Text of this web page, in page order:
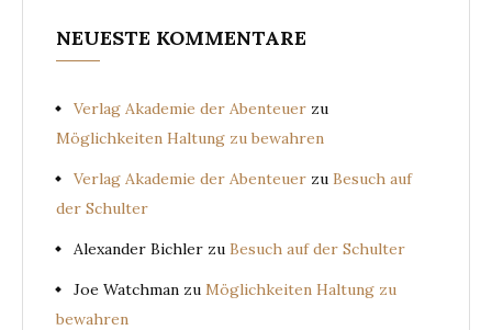
NEUESTE KOMMENTARE
Verlag Akademie der Abenteuer zu
Möglichkeiten Haltung zu bewahren
Verlag Akademie der Abenteuer zu Besuch auf
der Schulter
Alexander Bichler zu Besuch auf der Schulter
Joe Watchman zu Möglichkeiten Haltung zu
bewahren